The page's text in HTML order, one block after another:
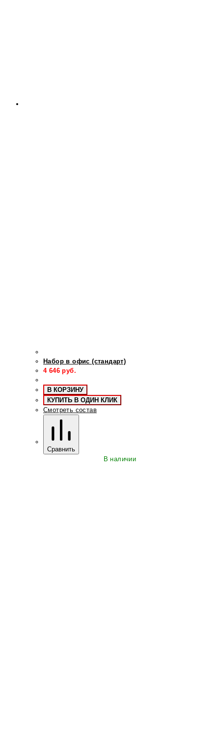
Набор в офис (стандарт)
4 646 руб.
В КОРЗИНУ
КУПИТЬ В ОДИН КЛИК
Смотреть состав
Сравнить
В наличии